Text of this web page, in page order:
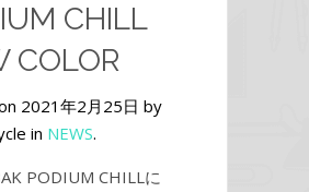
CHILL
COLOR
2021年2月25日 by
in NEWS.
PODIUM CHILLに